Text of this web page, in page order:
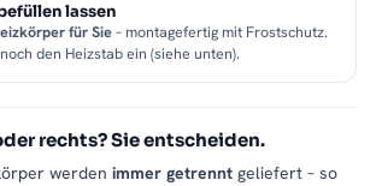
lassen
für Sie– montagefertig mit Frostschutz.
den Heizstab ein (siehe unten).
rechts? Sie entscheiden.
werden immer getrennt geliefert – so